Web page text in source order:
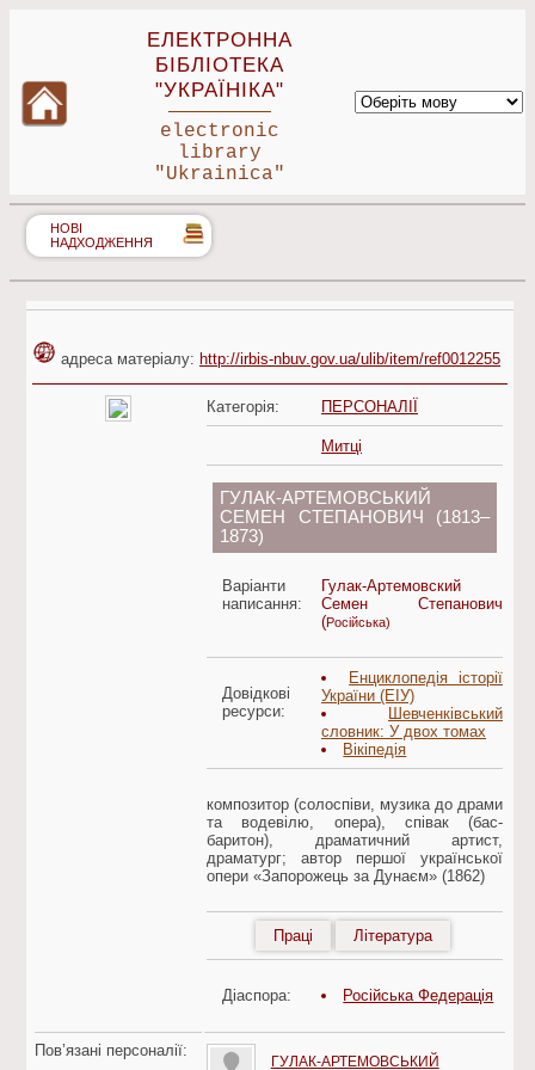
ЕЛЕКТРОННА
БІБЛІОТЕКА
"УКРАЇНІКА"
electronic
library
"Ukrainica"
НОВІ
НАДХОДЖЕННЯ
адреса матеріалу: http://irbis-nbuv.gov.ua/ulib/item/ref0012255
Категорія: ПЕРСОНАЛІЇ
Митці
ГУЛАК-АРТЕМОВСЬКИЙ
СЕМЕН СТЕПАНОВИЧ (1813–
1873)
Варіанти
написання:
Гулак-Артемовский
Семен Степанович
(Російська)
Довідкові
ресурси:
Енциклопедія історії
України (ЕІУ)
Шевченківський
словник: У двох томах
Вікіпедія
композитор (солоспіви, музика до драми
та водевілю, опера), співак (бас-
баритон), драматичний артист,
драматург; автор першої української
опери «Запорожець за Дунаєм» (1862)
Праці Література
Діаспора: Російська Федерація
Пов’язані персоналії:
ГУЛАК-АРТЕМОВСЬКИЙ